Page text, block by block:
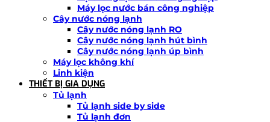
Máy lọc nước bán công nghiệp
Cây nước nóng lạnh
Cây nước nóng lạnh RO
Cây nước nóng lạnh hút bình
Cây nước nóng lạnh úp bình
Máy lọc không khí
Linh kiện
THIẾT BỊ GIA DỤNG
Tủ lạnh
Tủ lạnh side by side
Tủ lạnh đơn